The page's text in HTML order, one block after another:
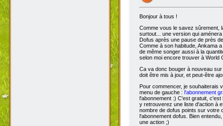
Bonjour à tous !
Comme vous le savez sûrement,
surtout... une version qui
Dofus après une pause de près
Comme à son habitude, Ankama
de même songer aussi à la
selon moi encore trouver à World
Ca va donc bouger à nouveau
doit être mis à jour, et peut-être
Pour commencer, je
menu de gauche : l'abonnement
l'abonnement :) C'est gratuit,
y retrouverez une liste d'action à
nombre de dofus points sur votre
l'abonnement dofus. Bien
une action ;)